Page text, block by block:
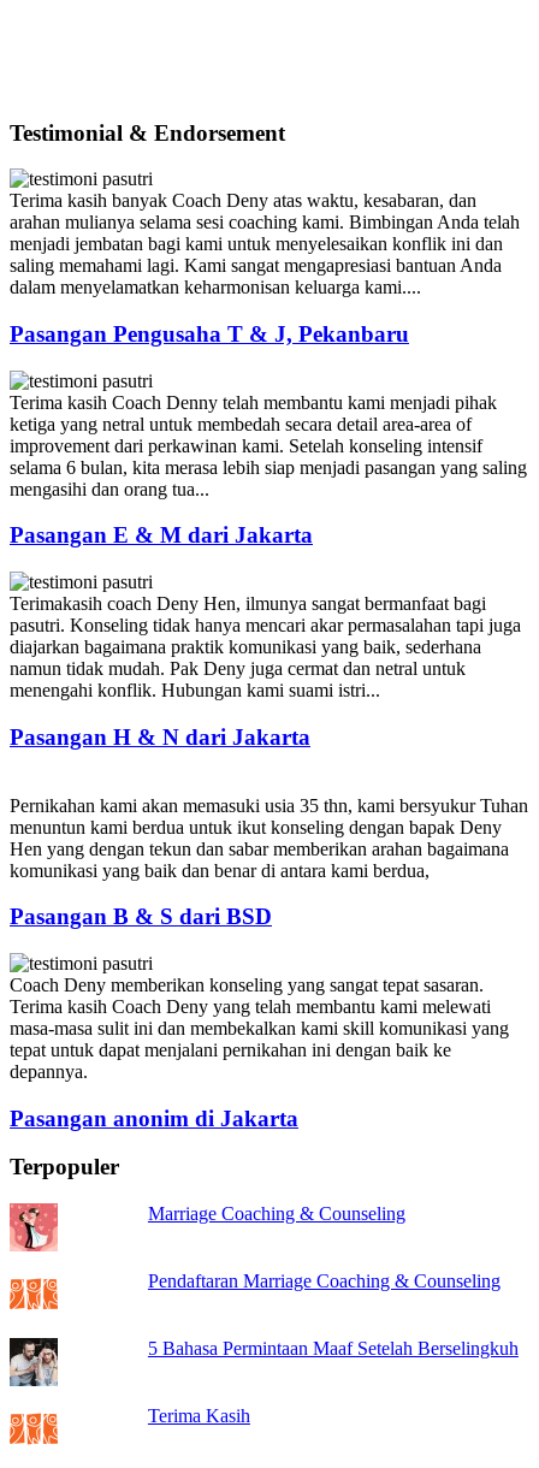
Testimonial & Endorsement
Terima kasih banyak Coach Deny atas waktu, kesabaran, dan
arahan mulianya selama sesi coaching kami. Bimbingan Anda telah
menjadi jembatan bagi kami untuk menyelesaikan konflik ini dan
saling memahami lagi. Kami sangat mengapresiasi bantuan Anda
dalam menyelamatkan keharmonisan keluarga kami....
Pasangan Pengusaha T & J, Pekanbaru
Terima kasih Coach Denny telah membantu kami menjadi pihak
ketiga yang netral untuk membedah secara detail area-area of
improvement dari perkawinan kami. Setelah konseling intensif
selama 6 bulan, kita merasa lebih siap menjadi pasangan yang saling
mengasihi dan orang tua...
Pasangan E & M dari Jakarta
Terimakasih coach Deny Hen, ilmunya sangat bermanfaat bagi
pasutri. Konseling tidak hanya mencari akar permasalahan tapi juga
diajarkan bagaimana praktik komunikasi yang baik, sederhana
namun tidak mudah. Pak Deny juga cermat dan netral untuk
menengahi konflik. Hubungan kami suami istri...
Pasangan H & N dari Jakarta
Pernikahan kami akan memasuki usia 35 thn, kami bersyukur Tuhan
menuntun kami berdua untuk ikut konseling dengan bapak Deny
Hen yang dengan tekun dan sabar memberikan arahan bagaimana
komunikasi yang baik dan benar di antara kami berdua,
Pasangan B & S dari BSD
Coach Deny memberikan konseling yang sangat tepat sasaran.
Terima kasih Coach Deny yang telah membantu kami melewati
masa-masa sulit ini dan membekalkan kami skill komunikasi yang
tepat untuk dapat menjalani pernikahan ini dengan baik ke
depannya.
Pasangan anonim di Jakarta
Terpopuler
Marriage Coaching & Counseling
Pendaftaran Marriage Coaching & Counseling
5 Bahasa Permintaan Maaf Setelah Berselingkuh
Terima Kasih